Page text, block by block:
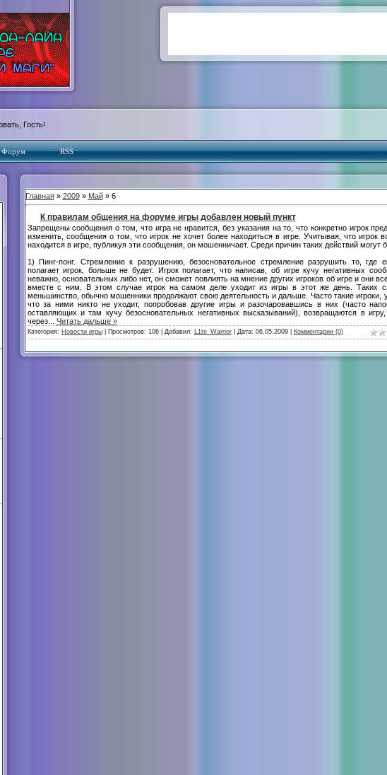
Гость!
Форум RSS
Главная» 2009» Май» 6
К правилам общения на форуме игры добавлен новый пункт
Запрещены сообщения о том, что игра не нравится, без указания на то, что конкретно игрок
изменить, сообщения о том, что игрок не хочет более находиться в игре. Учитывая, что игрок
находится в игре, публикуя эти сообщения, он мошенничает. Среди причин таких действий могут
1) Пинг-понг. Стремление к разрушению, безосновательное стремление разрушить то, где
полагает игрок, больше не будет. Игрок полагает, что написав, об игре кучу негативных
неважно, основательных либо нет, он сможет повлиять на мнение других игроков об игре и они
вместе с ним. В этом случае игрок на самом деле уходит из игры в этот же день. Таких
меньшинство, обычно мошенники продолжают свою деятельность и дальше. Часто такие игроки,
что за ними никто не уходит, попробовав другие игры и разочаровавшись в них (часто
оставляющих и там кучу безосновательных негативных высказываний), возвращаются в
через... Читать дальше »
Категория: Новости игры| Просмотров: 106 | Добавил: L1te_Warrior| Дата: 06.05.2009| Комментарии (0)